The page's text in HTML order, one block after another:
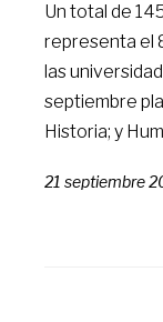
Un total de
representa el
las
septiembre
Historia; y
21 septiembre